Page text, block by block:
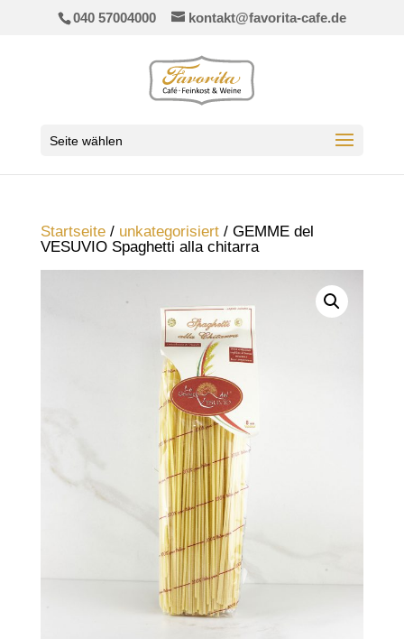
040 57004000 kontakt@favorita-cafe.de
Seite wählen
Startseite/ unkategorisiert/ GEMME del
VESUVIO Spaghetti alla chitarra